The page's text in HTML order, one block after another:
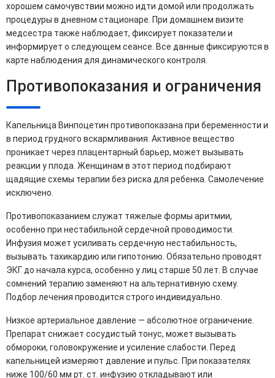
хорошем самочувствии можно идти домой или продолжать
процедуры в дневном стационаре. При домашнем визите
медсестра также наблюдает, фиксирует показатели и
информирует о следующем сеансе. Все данные фиксируются в
карте наблюдения для динамического контроля.
Противопоказания и ограничения
Капельница Винпоцетин противопоказана при беременности и
в период грудного вскармливания. Активное вещество
проникает через плацентарный барьер, может вызывать
реакции у плода. Женщинам в этот период подбирают
щадящие схемы терапии без риска для ребенка. Самолечение
исключено.
Противопоказанием служат тяжелые формы аритмии,
особенно при нестабильной сердечной проводимости.
Инфузия может усиливать сердечную нестабильность,
вызывать тахикардию или гипотонию. Обязательно проводят
ЭКГ до начала курса, особенно у лиц старше 50 лет. В случае
сомнений терапию заменяют на альтернативную схему.
Подбор лечения проводится строго индивидуально.
Низкое артериальное давление — абсолютное ограничение.
Препарат снижает сосудистый тонус, может вызывать
обмороки, головокружение и усиление слабости. Перед
капельницей измеряют давление и пульс. При показателях
ниже 100/60 мм рт. ст. инфузию откладывают или